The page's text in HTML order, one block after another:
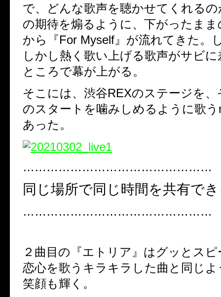
で、どんな歌声を聴かせてくれる
の期待を煽るように、下がったま
から『For Myself』が流れてきた。
しかし熱く歌い上げる歌声がサビ
ところで幕が上がる。
そこには、渋谷REXのステージを
のスタートを噛みしめるように歌
あった。
…………………………………………
同じ場所で同じ時間を共有で
…………………………………………
２曲目の『エトリア』はグッとス
恋心を歌うキラキラした曲と同じよ
笑顔も輝く。